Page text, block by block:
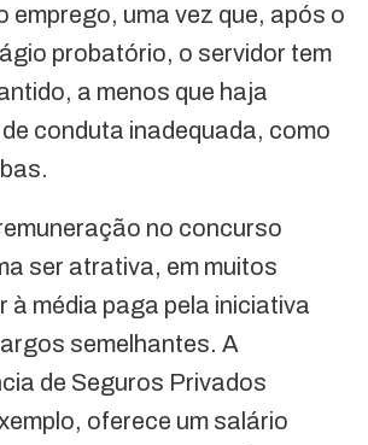
emprego, uma vez que, após o
probatório, o servidor tem
a menos que haja
conduta inadequada, como
no concurso
ser atrativa, em muitos
à média paga pela iniciativa
semelhantes. A
de Seguros Privados
oferece um salário